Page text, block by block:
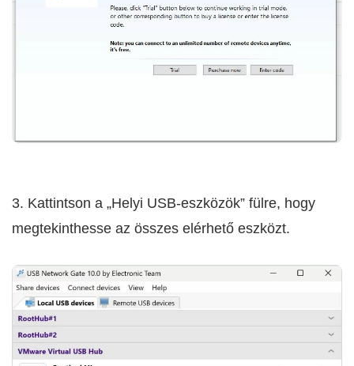
3. Kattintson a „Helyi USB-eszközök” fülre, hogy
megtekinthesse az összes elérhető eszközt.